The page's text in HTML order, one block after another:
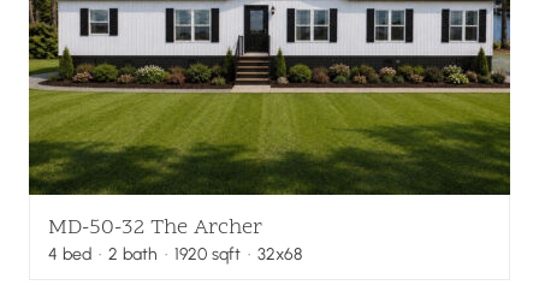
MD-50-32 The Archer
4 bed · 2 bath · 1920 sqft· 32x68